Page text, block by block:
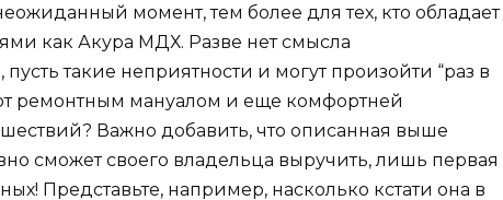
момент, тем более для тех, кто обладает
как Акура МДХ. Разве нет смысла
пусть такие неприятности и могут произойти “раз в
ремонтным мануалом и еще комфортней
Важно добавить, что описанная выше
сможет своего владельца выручить, лишь первая
Представьте, например, насколько кстати она в